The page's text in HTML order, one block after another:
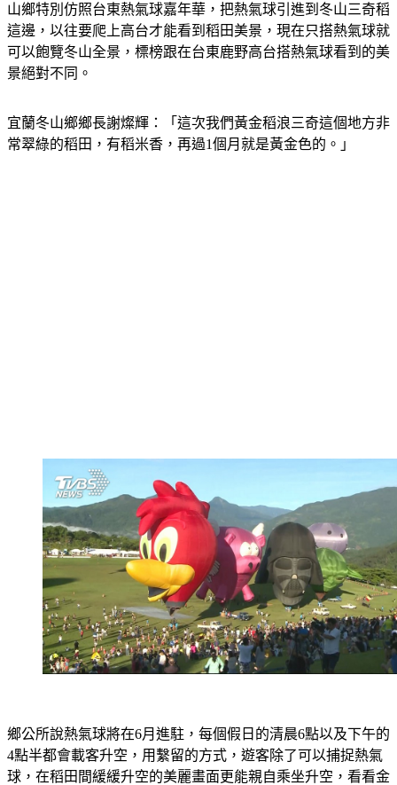
山鄉特別仿照台東熱氣球嘉年華，把熱氣球引進到冬山三奇稻
這邊，以往要爬上高台才能看到稻田美景，現在只搭熱氣球就
可以飽覽冬山全景，標榜跟在台東鹿野高台搭熱氣球看到的美
景絕對不同。
宜蘭冬山鄉鄉長謝燦輝：「這次我們黃金稻浪三奇這個地方非
常翠綠的稻田，有稻米香，再過1個月就是黃金色的。」
鄉公所說熱氣球將在6月進駐，每個假日的清晨6點以及下午的
4點半都會載客升空，用繫留的方式，遊客除了可以捕捉熱氣
球，在稻田間緩緩升空的美麗畫面更能親自乘坐升空，看看金